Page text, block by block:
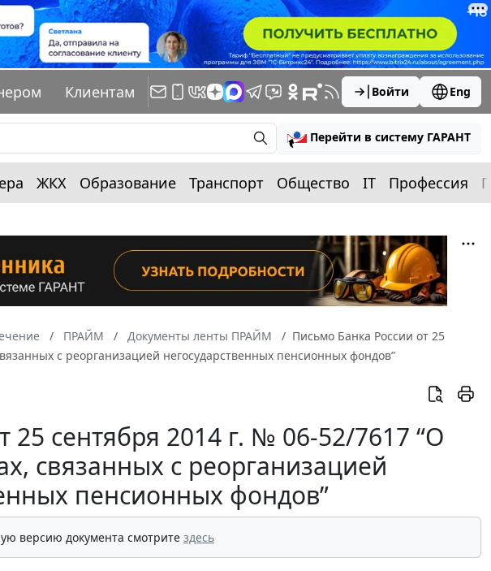
Клиентам Войти Eng
Перейти в систему ГАРАНТ
ЖКХ Образование Транспорт Общество IT Профессия
ПРАЙМ Документы ленты ПРАЙМ
Письмо Банка России от 25
с реорганизацией негосударственных пенсионных фондов”
25 сентября 2014 г. № 06-52/7617 “О
связанных с реорганизацией
пенсионных фондов”
версию документа смотрите здесь